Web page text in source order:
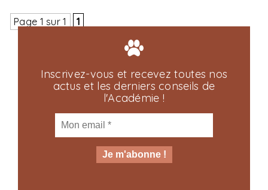
Page 1 sur 1 1
Inscrivez-vous et recevez toutes nos
actus et les derniers conseils de
l'Académie !